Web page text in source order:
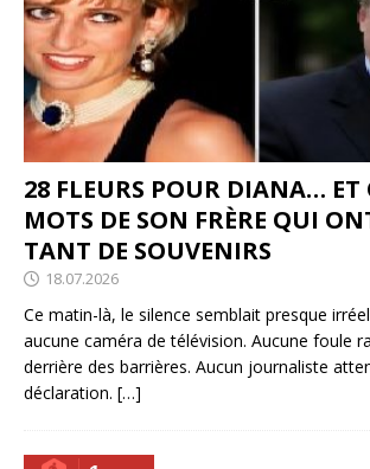
28 FLEURS POUR DIANA… ET
MOTS DE SON FRÈRE QUI
TANT DE SOUVENIRS
18.07.2026
Ce matin-là, le silence semblait presque
aucune caméra de télévision. Aucune foule
derrière des barrières. Aucun journaliste
déclaration. […]